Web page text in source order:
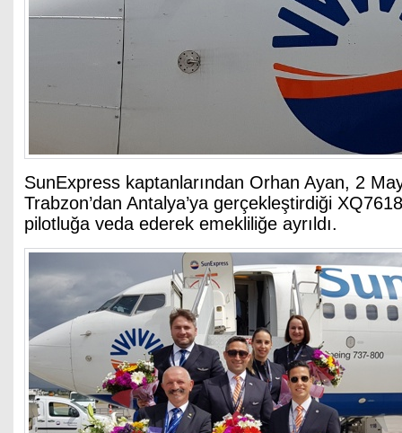
SunExpress kaptanlarından Orhan Ayan, 2
Trabzon’dan Antalya’ya gerçekleştirdiği
pilotluğa veda ederek emekliliğe ayrıldı.